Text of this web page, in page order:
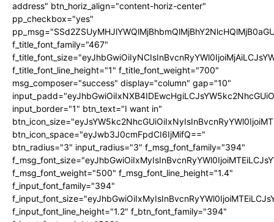
address" btn_horiz_align="content-horiz-center"
pp_checkbox="yes"
f_title_font_family="467"
f_title_font_line_height="1" f_title_font_weight="700"
msg_composer="success" display="column" gap="10"
input_border="1" btn_text="I want in"
btn_icon_space="eyJwb3J0cmFpdCI6IjMifQ=="
btn_radius="3" input_radius="3" f_msg_font_family="394"
f_msg_font_weight="500" f_msg_font_line_height="1.4"
f_input_font_family="394"
f_input_font_line_height="1.2" f_btn_font_family="394"